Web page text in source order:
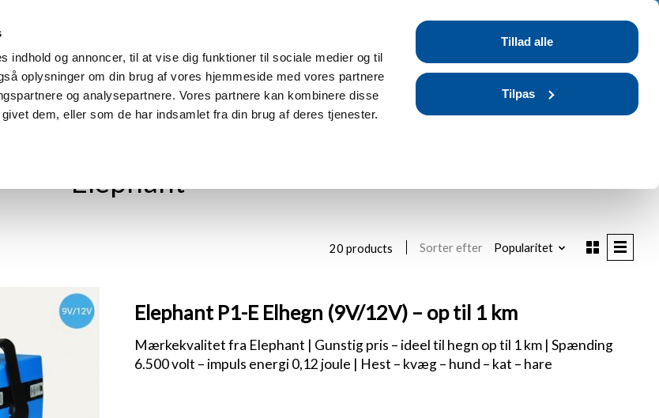
indhold og annoncer, til at vise dig funktioner til sociale medier og til
oplysninger om din brug af vores hjemmeside med vores partnere
og analysepartnere. Vores partnere kan kombinere disse
dem, eller som de har indsamlet fra din brug af deres tjenester.
Tillad alle
Tilpas
Find din model Manualer Find forhandler Blog
Elephant
20 products Sorter efter Popularitet
Elephant P1-E Elhegn (9V/12V) – op til 1 km
Mærkekvalitet fra Elephant | Gunstig pris – ideel til hegn op til 1 km | Spænding
6.500 volt – impuls energi 0,12 joule | Hest – kvæg – hund – kat – hare